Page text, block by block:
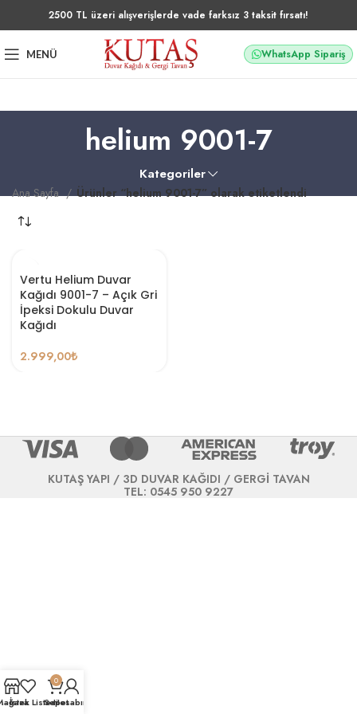
2500 TL üzeri alışverişlerde vade farksız 3 taksit fırsatı!
MENÜ WhatsApp Sipariş
helium 9001-7
Kategoriler
Ana Sayfa Ürünler “helium 9001-7” olarak etiketlendi
Vertu Helium Duvar
Kağıdı 9001-7 – Açık Gri
İpeksi Dokulu Duvar
Kağıdı
2.999,00₺
KUTAŞ YAPI / 3D DUVAR KAĞIDI / GERGİ TAVAN
TEL: 0545 950 9227
İstek Listesi
0
Sepet
Hesabım